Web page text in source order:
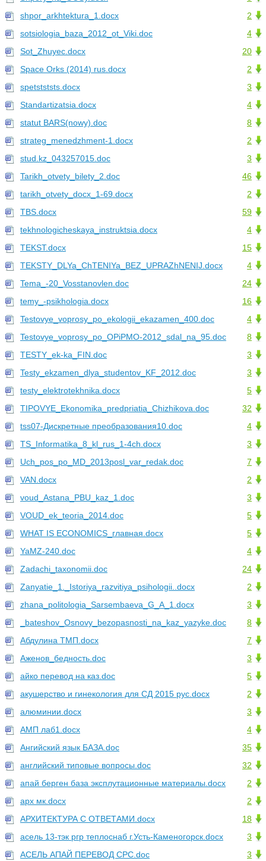
2
shpor_arkhtektura_1.docx
4
sotsiologia_baza_2012_ot_Viki.doc
20
Sot_Zhuyec.docx
2
Space Orks (2014) rus.docx
3
spetstststs.docx
4
Standartizatsia.docx
8
statut BARS(nowy).doc
2
strateg_menedzhment-1.docx
3
stud.kz_043257015.doc
46
Tarikh_otvety_bilety_2.doc
2
tarikh_otvety_docx_1-69.docx
59
TBS.docx
4
tekhnologicheskaya_instruktsia.docx
15
TEKST.docx
4
TEKSTY_DLYa_ChTENIYa_BEZ_UPRAZhNENIJ.docx
24
Tema_-20_Vosstanovlen.doc
16
temy_-psikhologia.docx
4
Testovye_voprosy_po_ekologii_ekazamen_400.doc
8
Testovye_voprosy_po_OPiPMO-2012_sdal_na_95.doc
3
TESTY_ek-ka_FIN.doc
3
Testy_ekzamen_dlya_studentov_KF_2012.doc
5
testy_elektrotekhnika.docx
32
TIPOVYE_Ekonomika_predpriatia_Chizhikova.doc
4
tss07-Дискретные преобразования10.doc
3
TS_Informatika_8_kl_rus_1-4ch.docx
7
Uch_pos_po_MD_2013posl_var_redak.doc
2
VAN.docx
3
voud_Astana_PBU_kaz_1.doc
5
VOUD_ek_teoria_2014.doc
5
WHAT IS ECONOMICS_главная.docx
4
YaMZ-240.doc
24
Zadachi_taxonomii.doc
2
Zanyatie_1._Istoriya_razvitiya_psihologii..docx
3
zhana_politologia_Sarsembaeva_G_A_1.docx
8
_bateshov_Osnovy_bezopasnosti_na_kaz_yazyke.doc
7
Абдулина ТМП.docx
3
Аженов_бедность.doc
5
айко перевод на каз.doc
2
акушерство и гинекология для СД 2015 рус.docx
3
алюминии.docx
4
АМП лаб1.docx
35
Ангийский язык БАЗА.doc
32
английский типовые вопросы.doc
2
апай берген база эксплутационные материалы.docx
2
арх мк.docx
18
АРХИТЕКТУРА С ОТВЕТАМИ.docx
3
асель 13-тэк ргр теплоснаб г.Усть-Каменогорск.docx
3
АСЕЛЬ АПАЙ ПЕРЕВОД СРС.doc